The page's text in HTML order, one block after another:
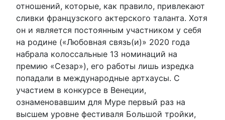
отношений, которые, как правило, привлекают
сливки французского актерского таланта. Хотя
он и является постоянным участником у себя
на родине («Любовная связь(и)» 2020 года
набрала колоссальные 13 номинаций на
премию «Сезар»), его работы лишь изредка
попадали в международные артхаусы. С
участием в конкурсе в Венеции,
ознаменовавшим для Муре первый раз на
высшем уровне фестиваля Большой тройки,